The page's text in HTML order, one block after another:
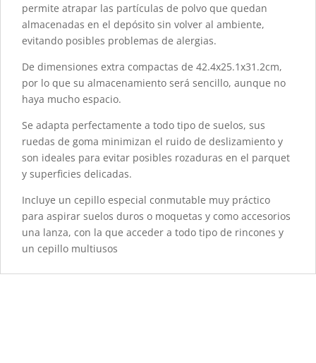
permite atrapar las partículas de polvo que quedan
almacenadas en el depósito sin volver al ambiente,
evitando posibles problemas de alergias.
De dimensiones extra compactas de 42.4x25.1x31.2cm,
por lo que su almacenamiento será sencillo, aunque no
haya mucho espacio.
Se adapta perfectamente a todo tipo de suelos, sus
ruedas de goma minimizan el ruido de deslizamiento y
son ideales para evitar posibles rozaduras en el parquet
y superficies delicadas.
Incluye un cepillo especial conmutable muy práctico
para aspirar suelos duros o moquetas y como accesorios
una lanza, con la que acceder a todo tipo de rincones y
un cepillo multiusos